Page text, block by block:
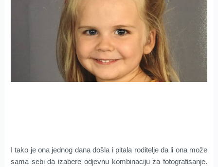
I tako je ona jednog dana došla i pitala roditelje da li ona može
sama sebi da izabere odjevnu kombinaciju za fotografisanje.